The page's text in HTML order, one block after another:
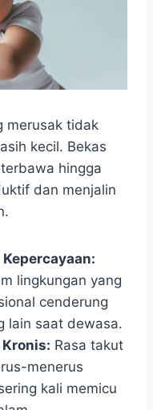
merusak tidak
kecil. Bekas
hingga
dan menjalin
lingkungan yang
cenderung
lain saat dewasa.
Rasa takut
menerus
kali memicu